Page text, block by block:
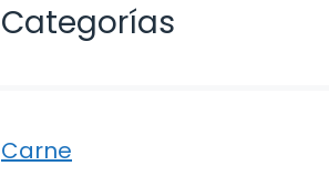
Categorías
Carne